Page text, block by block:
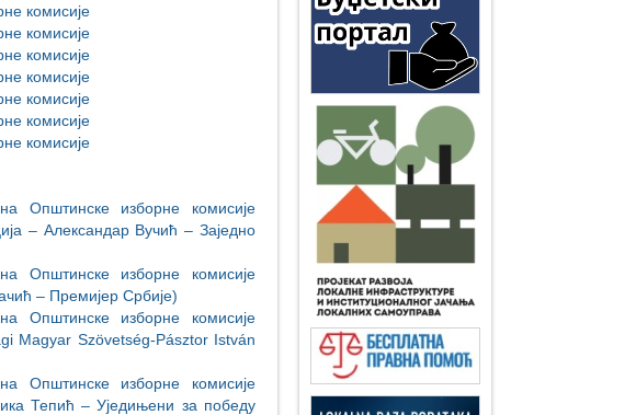
комисије
комисије
комисије
комисије
комисије
комисије
комисије
Општинске изборне комисије
– Александар Вучић – Заједно
Општинске изборне комисије
– Премијер Србије)
Општинске изборне комисије
Magyar Szövetség-Pásztor István
Општинске изборне комисије
Тепић – Уједињени за победу